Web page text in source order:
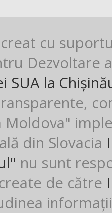
cu
Dezvoltare
SUA la
Moldova"
din Slovacia
nu sunt
de către